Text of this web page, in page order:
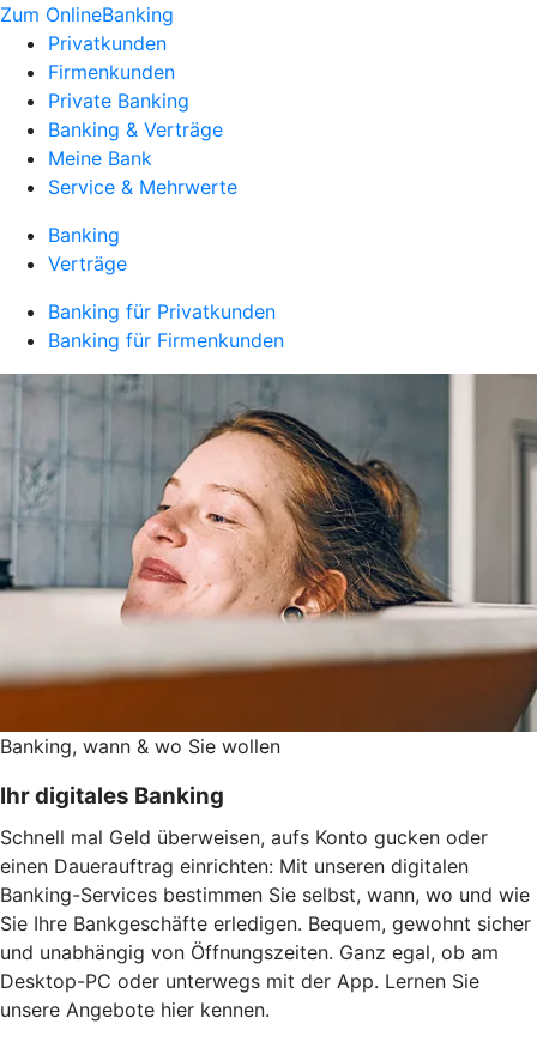
Zum OnlineBanking
Privatkunden
Firmenkunden
Private Banking
Banking & Verträge
Meine Bank
Service & Mehrwerte
Banking
Verträge
Banking für Privatkunden
Banking für Firmenkunden
Banking, wann & wo Sie wollen
Ihr digitales Banking
Schnell mal Geld überweisen, aufs Konto gucken oder
einen Dauerauftrag einrichten: Mit unseren digitalen
Banking-Services bestimmen Sie selbst, wann, wo und wie
Sie Ihre Bankgeschäfte erledigen. Bequem, gewohnt sicher
und unabhängig von Öffnungszeiten. Ganz egal, ob am
Desktop-PC oder unterwegs mit der App. Lernen Sie
unsere Angebote hier kennen.